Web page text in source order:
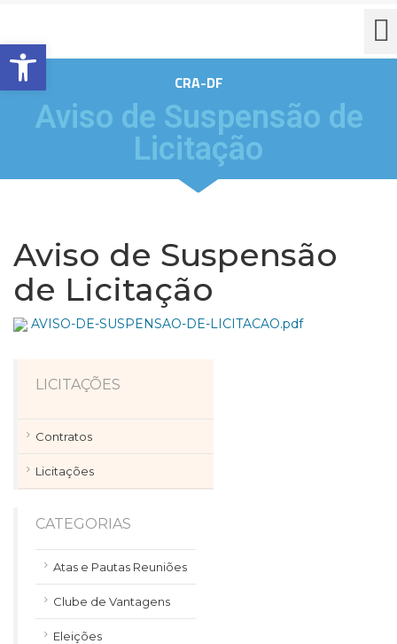
Barra de Ferramentas Aberta
CRA-DF
Aviso de Suspensão de
Licitação
Aviso de Suspensão
de Licitação
AVISO-DE-SUSPENSAO-DE-LICITACAO.pdf
LICITAÇÕES
Contratos
Licitações
CATEGORIAS
Atas e Pautas Reuniões
Clube de Vantagens
Eleições